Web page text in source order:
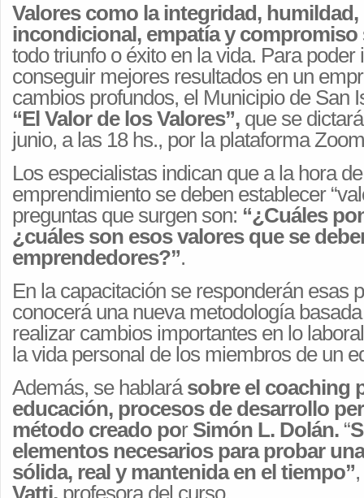
Valores como la integridad,
incondicional, empatía y compromiso
todo triunfo o éxito en la vida. Para
conseguir mejores resultados en un
cambios profundos, el Municipio de San
“El Valor de los Valores”, que se
junio, a las 18 hs., por la plataforma
Los especialistas indican que a la hora
emprendimiento se deben establecer
preguntas que surgen son: “¿Cuáles
¿cuáles son esos valores que se
emprendedores?”.
En la capacitación se responderán esas
conocerá una nueva metodología
realizar cambios importantes en lo
la vida personal de los miembros de un
Además, se hablarásobre el coaching
educación, procesos de desarrollo
método creado por Simón L. Dolán. “
elementos necesarios para probar
sólida, real y mantenida en el tiempo”,
Vatti, profesora del curso.